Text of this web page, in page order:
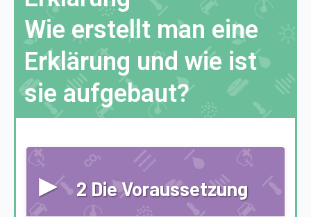
Wie erstellt man eine
Erklärung und wie ist
sie aufgebaut?
▸ 2 Die Voraussetzung